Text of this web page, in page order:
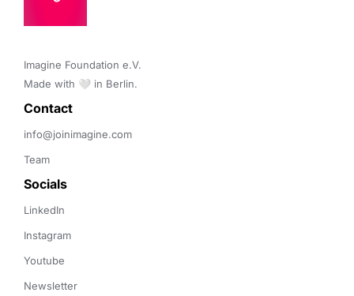
Imagine Foundation e.V.
Made with 🤍 in Berlin.
Contact
info@joinimagine.com
Team
Socials
LinkedIn
Instagram
Youtube
Newsletter